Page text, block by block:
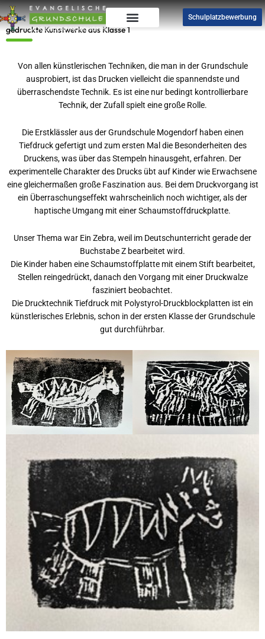
Zum
Inhalt
springen
Schulplatzbewerbung
gedruckte Kunstwerke aus Klasse 1
Von allen künstlerischen Techniken, die man in der Grundschule
ausprobiert, ist das Drucken vielleicht die spannendste und
überraschendste Technik. Es ist eine nur bedingt kontrollierbare
Technik, der Zufall spielt eine große Rolle.
Die Erstklässler aus der Grundschule Mogendorf haben einen
Tiefdruck gefertigt und zum ersten Mal die Besonderheiten des
Druckens, was über das Stempeln hinausgeht, erfahren. Der
experimentelle Charakter des Drucks übt auf Kinder wie Erwachsene
eine gleichermaßen große Faszination aus. Bei dem Druckvorgang ist
ein Überraschungseffekt wahrscheinlich noch wichtiger, als der
haptische Umgang mit einer Schaumstoffdruckplatte.
Unser Thema war Ein Zebra, weil im Deutschunterricht gerade der
Buchstabe Z bearbeitet wird.
Die Kinder haben eine Schaumstoffplatte mit einem Stift bearbeitet,
Stellen reingedrückt, danach den Vorgang mit einer Druckwalze
fasziniert beobachtet.
Die Drucktechnik Tiefdruck mit Polystyrol-Druckblockplatten ist ein
künstlerisches Erlebnis, schon in der ersten Klasse der Grundschule
gut durchführbar.